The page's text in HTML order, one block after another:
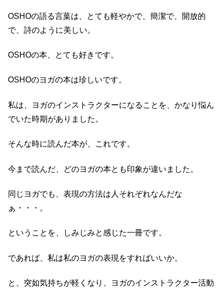
OSHOの語る言葉は、とても軽やかで、簡潔で、開放的
で、詩のように美しい。
OSHOの本、とても好きです。
OSHOのヨガの本は珍しいです。
私は、ヨガのインストラクターになることを、かなり悩ん
でいた時期がありました。
そんな時に読んだ本が、これです。
今まで読んだ、どのヨガの本とも印象が違いました。
同じヨガでも、表現の方法は人それぞれなんだな
ぁ・・・。
ということを、しみじみと感じた一冊です。
であれば、私は私のヨガの表現をすればいいか。
と、突如気持ちが軽くなり、ヨガのインストラクター活動